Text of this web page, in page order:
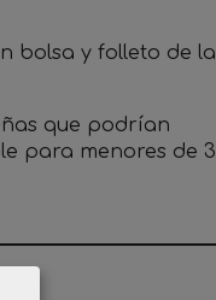
bolsa y folleto de la
que podrían
para menores de 3